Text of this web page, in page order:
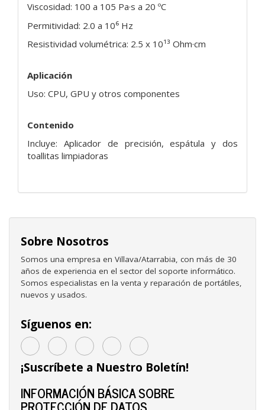
Viscosidad: 100 a 105 Pa·s a 20 ºC
Permitividad: 2.0 a 10⁶ Hz
Resistividad volumétrica: 2.5 x 10¹³ Ohm·cm
Aplicación
Uso: CPU, GPU y otros componentes
Contenido
Incluye: Aplicador de precisión, espátula y dos
toallitas limpiadoras
Sobre Nosotros
Somos una empresa en Villava/Atarrabia, con más de 30
años de experiencia en el sector del soporte informático.
Somos especialistas en la venta y reparación de portátiles,
nuevos y usados.
Síguenos en:
¡Suscríbete a Nuestro Boletín!
INFORMACIÓN BÁSICA SOBRE